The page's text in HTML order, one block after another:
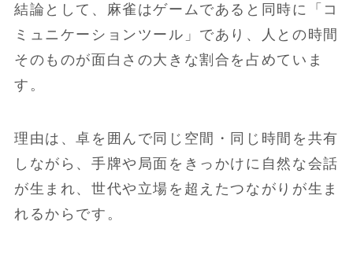
結論として、麻雀はゲームであると同時に「コ
ミュニケーションツール」であり、人との時間
そのものが面白さの大きな割合を占めていま
す。
理由は、卓を囲んで同じ空間・同じ時間を共有
しながら、手牌や局面をきっかけに自然な会話
が生まれ、世代や立場を超えたつながりが生ま
れるからです。